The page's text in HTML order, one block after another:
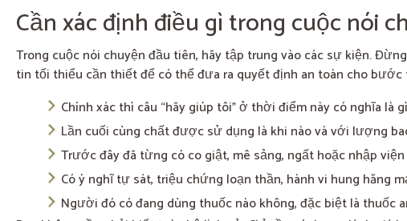
Cần xác định điều gì trong cuộc nói
Trong cuộc nói chuyện đầu tiên, hãy tập trung vào các sự kiện.
tin tối thiểu cần thiết để có thể đưa ra quyết định an toàn cho
Chính xác thì câu “hãy giúp tôi” ở thời điểm này có nghĩa
Lần cuối cùng chất được sử dụng là khi nào và với lượng
Trước đây đã từng có co giật, mê sảng, ngất hoặc nhập
Có ý nghĩ tự sát, triệu chứng loạn thần, hành vi hung hăng
Người đó có đang dùng thuốc nào không, đặc biệt là thuốc